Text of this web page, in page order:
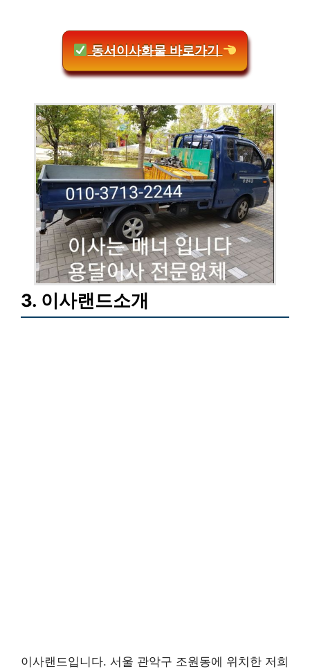
동서이사화물 바로가기
3. 이사랜드소개
이사랜드입니다. 서울 관악구 조원동에 위치한 저희